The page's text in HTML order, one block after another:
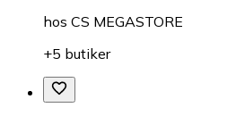
hos CS MEGASTORE
+5 butiker